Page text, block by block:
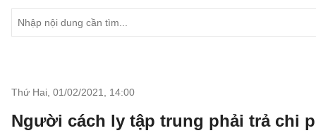
Thứ Hai, 01/02/2021 14:00
Người cách ly tập trung phải trả chi